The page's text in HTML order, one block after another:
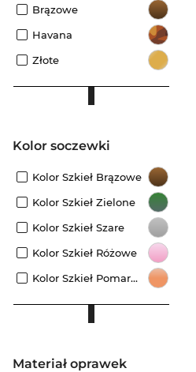
Brązowe
Havana
Złote
Kolor soczewki
Kolor Szkieł Brązowe
Kolor Szkieł Zielone
Kolor Szkieł Szare
Kolor Szkieł Różowe
Kolor Szkieł Pomarańczowe
Materiał oprawek